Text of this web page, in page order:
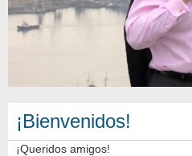
¡Bienvenidos!
¡Queridos amigos!